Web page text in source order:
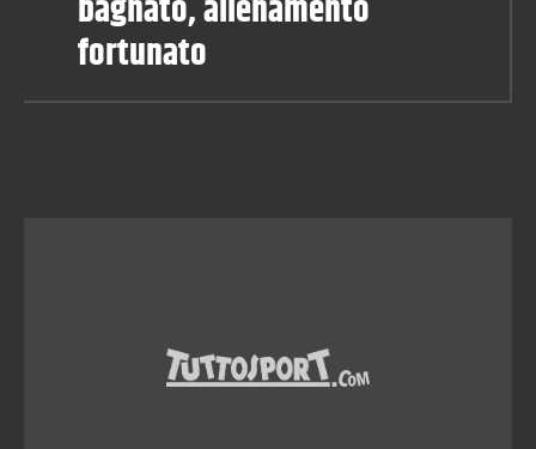
bagnato, allenamento
fortunato